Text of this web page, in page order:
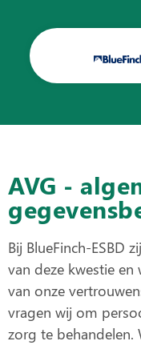
AVG -
Bij BlueFinch-ESBD
van deze kwestie
van onze
vragen wij om
zorg te behandelen.